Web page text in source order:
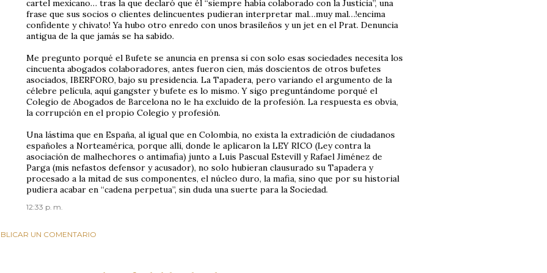
cartel mexicano… tras la que declaró que él “siempre había colaborado con la Justicia”, una
frase que sus socios o clientes delincuentes pudieran interpretar mal…muy mal…!encima
confidente y chivato! Ya hubo otro enredo con unos brasileños y un jet en el Prat. Denuncia
antigua de la que jamás se ha sabido.
Me pregunto porqué el Bufete se anuncia en prensa si con solo esas sociedades necesita los
cincuenta abogados colaboradores, antes fueron cien, más doscientos de otros bufetes
asociados, IBERFORO, bajo su presidencia. La Tapadera, pero variando el argumento de la
célebre película, aquí gangster y bufete es lo mismo. Y sigo preguntándome porqué el
Colegio de Abogados de Barcelona no le ha excluido de la profesión. La respuesta es obvia,
la corrupción en el propio Colegio y profesión.
Una lástima que en España, al igual que en Colombia, no exista la extradición de ciudadanos
españoles a Norteamérica, porque allí, donde le aplicaron la LEY RICO (Ley contra la
asociación de malhechores o antimafia) junto a Luis Pascual Estevill y Rafael Jiménez de
Parga (mis nefastos defensor y acusador), no solo hubieran clausurado su Tapadera y
procesado a la mitad de sus componentes, el núcleo duro, la mafia, sino que por su historial
pudiera acabar en “cadena perpetua”, sin duda una suerte para la Sociedad.
12:33 p. m.
UN COMENTARIO